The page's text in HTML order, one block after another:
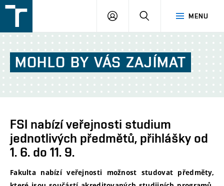
v
Brně
MENU
PŘIHLÁŠENÍ
MOHLO BY VÁS ZAJÍMAT
FSI nabízí veřejnosti studium
jednotlivých předmětů, přihlášky od
1. 6. do 11. 9.
Fakulta nabízíveřejnosti možnost studovat předměty,